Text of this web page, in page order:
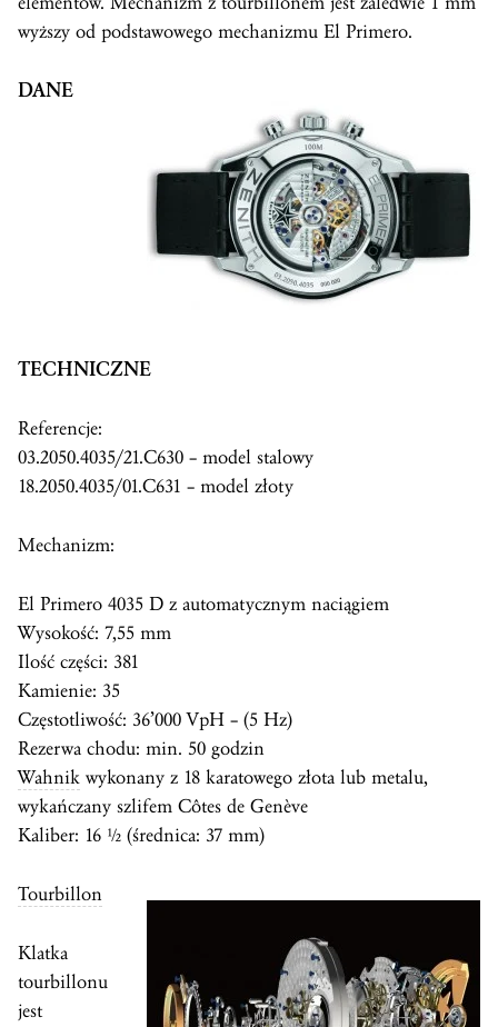
wyższy od podstawowego mechanizmu El Primero.
DANE
TECHNICZNE
Referencje:
03.2050.4035/21.C630 – model stalowy
18.2050.4035/01.C631 – model złoty
Mechanizm:
El Primero 4035 D z automatycznym naciągiem
Wysokość: 7,55 mm
Ilość części: 381
Kamienie: 35
Częstotliwość: 36’000 VpH – (5 Hz)
Rezerwa chodu: min. 50 godzin
Wahnik wykonany z 18 karatowego złota lub metalu,
wykańczany szlifem Côtes de Genève
Kaliber: 16 ½ (średnica: 37 mm)
Tourbillon
Klatka
tourbillonu
jest